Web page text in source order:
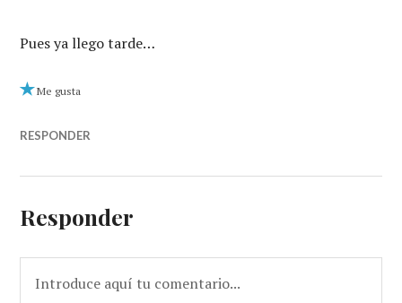
Pues ya llego tarde…
Me gusta
RESPONDER
Responder